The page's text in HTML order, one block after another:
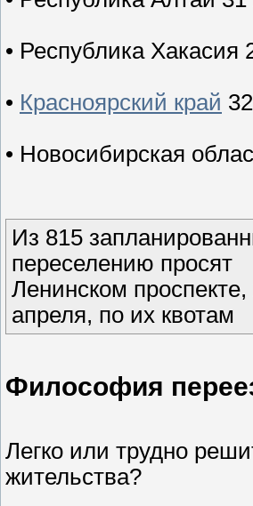
• Республика Хакасия
• Красноярский край
• Новосибирская
Из 815
переселению
Ленинском
апреля, по их
Философия
Легко или трудно
жительства?